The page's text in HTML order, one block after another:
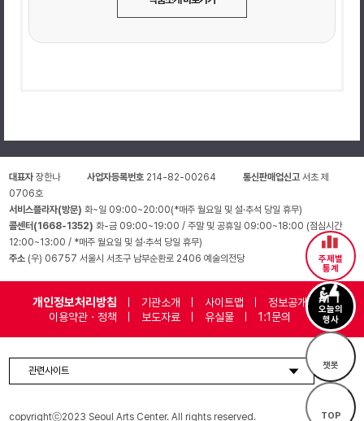
주제별
통계
오늘의
행사
챗봇
TOP
대표자장한나 사업자등록번호 214-82-00264 통신판매업신고서초 제
0706호
서비스플라자(방문)화~일 09:00~20:00(*매주 월요일 및 설·추석 당일 휴무)
콜센터(1668-1352)화-금 09:00~19:00 / 주말 및 공휴일 09:00~18:00 (점심시간
12:00~13:00 / *매주 월요일 및 설·추석 당일 휴무)
주소 (우) 06757 서울시 서초구 남부순환로 2406 예술의전당
개인정보처리방침 기관소개 사이트맵
정보공개
이용약관 · 정책
보도자료 유실물 1:1문의
copyrightⓒ2023 Seoul Arts Center. All rights reserved.
관련사이트